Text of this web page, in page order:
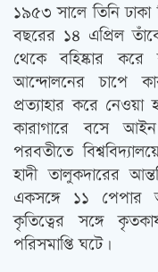
১৯৫৩ সালে তিনি ঢাকা
বছরের ১৪ এপ্রিল
থেকে বহিষ্কার করে
আন্দোলনের চাপে
প্রত্যাহার করে নেওয়া
কারাগারে বসে
পরবতীতে
হাদী তালুকদারের
একসঙ্গে ১১ পেপার
কৃতিত্বের সঙ্গে
পরিসমাপ্তি ঘটে।